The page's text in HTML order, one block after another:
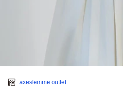
axesfemme outlet